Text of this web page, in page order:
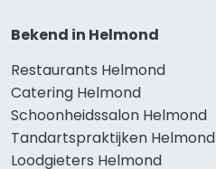
Bekend in Helmond
Restaurants Helmond
Catering Helmond
Schoonheidssalon Helmond
Tandartspraktijken Helmond
Loodgieters Helmond